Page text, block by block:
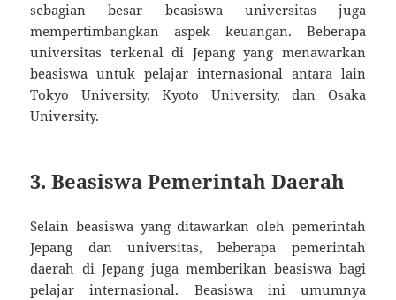
sebagian besar beasiswa universitas juga
mempertimbangkan aspek keuangan. Beberapa
universitas terkenal di Jepang yang menawarkan
beasiswa untuk pelajar internasional antara lain
Tokyo University, Kyoto University, dan Osaka
University.
3. Beasiswa Pemerintah Daerah
Selain beasiswa yang ditawarkan oleh pemerintah
Jepang dan universitas, beberapa pemerintah
daerah di Jepang juga memberikan beasiswa bagi
pelajar internasional. Beasiswa ini umumnya